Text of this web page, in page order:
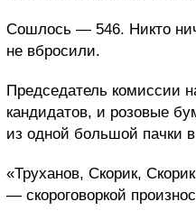
Сошлось — 546. Никто
не вбросили.
Председатель комиссии
кандидатов, и розовые
из одной большой пачки
«Труханов, Скорик,
— скороговоркой